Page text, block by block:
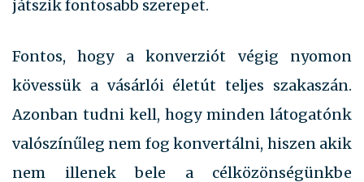
játszik fontosabb szerepet.
Fontos, hogy a konverziót végig nyomon
kövessük a vásárlói életút teljes szakaszán.
Azonban tudni kell, hogy minden látogatónk
valószínűleg nem fog konvertálni, hiszen akik
nem illenek bele a célközönségünkbe